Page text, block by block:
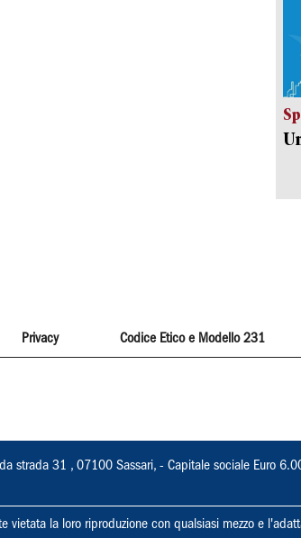
Privacy Codice Etico e Modello 231
strada 31 , 07100 Sassari, - Capitale sociale Euro
vietata la loro riproduzione con qualsiasi mezzo e